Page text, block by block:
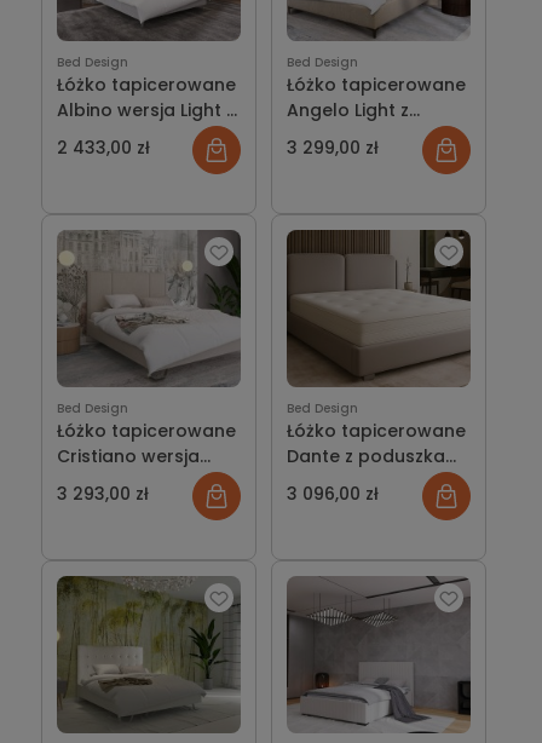
Bed Design
Łóżko tapicerowane
Albino wersja Light z
pojemnikiem lub bez
2 433,00 zł
Bed Design
Łóżko tapicerowane
Angelo Light z
pojemnikiem lub bez
3 299,00 zł
Bed Design
Łóżko tapicerowane
Cristiano wersja
Light z pojemnikiem
lub bez
3 293,00 zł
Bed Design
Łóżko tapicerowane
Dante z poduszkami
wersja ramowa z
pojemnikiem lub bez
3 096,00 zł